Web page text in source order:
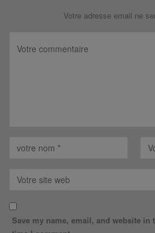
Votre adresse email ne
Save my name, email, and website